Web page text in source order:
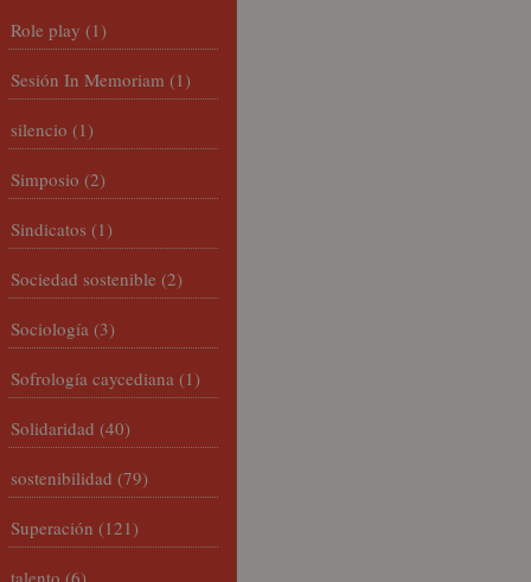
Role play (1)
Sesión In Memoriam (1)
silencio (1)
Simposio (2)
Sindicatos (1)
Sociedad sostenible (2)
Sociología (3)
Sofrología caycediana (1)
Solidaridad (40)
sostenibilidad (79)
Superación (121)
talento (6)